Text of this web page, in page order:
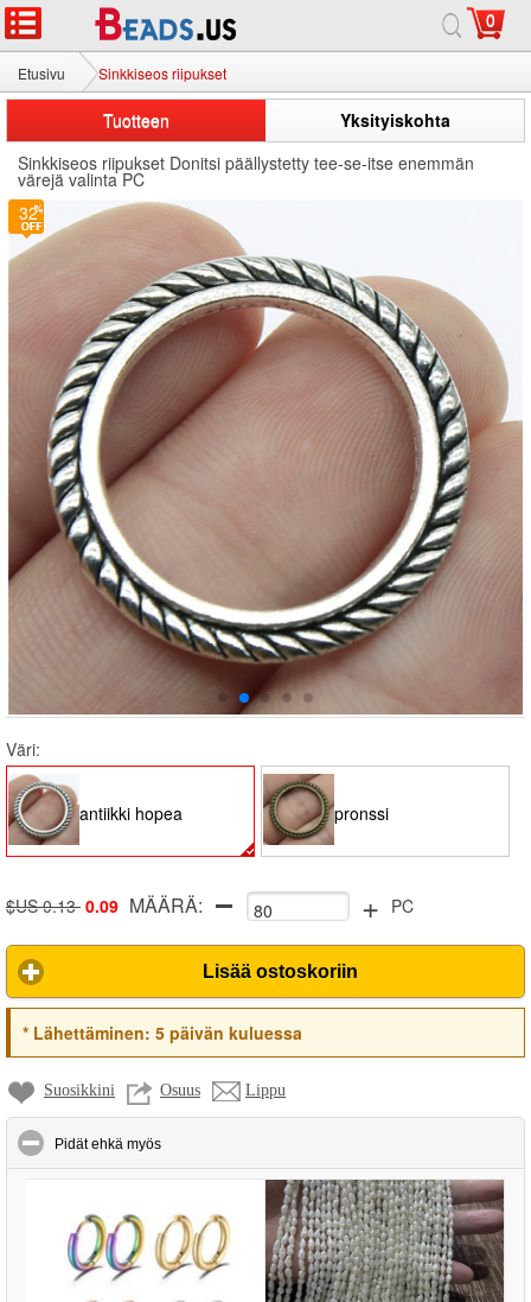
0
Etusivu Sinkkiseos riipukset
Tuotteen
Yksityiskohta
Sinkkiseos riipukset Donitsi päällystetty tee-se-itse enemmän
värejä valinta PC
Väri:
antiikki hopea pronssi
$US 0.13 0.09 MÄÄRÄ: + PC
Lisää ostoskoriin
*Lähettäminen: 5 päivän kuluessa
Suosikkini Osuus Lippu
Pidät ehkä myös